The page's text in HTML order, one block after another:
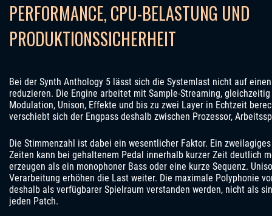
PERFORMANCE, CPU-BELASTUNG UND
PRODUKTIONSSICHERHEIT
Bei der Synth Anthology 5 lässt sich die Systemlast nicht auf
reduzieren. Die Engine arbeitet mit Sample-Streaming,
Modulation, Unison, Effekte und bis zu zwei Layer in Echtzeit
verschiebt sich der Engpass deshalb zwischen Prozessor,
Die Stimmenzahl ist dabei ein wesentlicher Faktor. Ein
Zeiten kann bei gehaltenem Pedal innerhalb kurzer Zeit deutlich
erzeugen als ein monophoner Bass oder eine kurze Sequenz.
Verarbeitung erhöhen die Last weiter. Die maximale Polyphonie
deshalb als verfügbarer Spielraum verstanden werden, nicht als
jeden Patch.